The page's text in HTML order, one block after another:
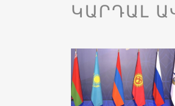
ԿԱՐԴԱԼ